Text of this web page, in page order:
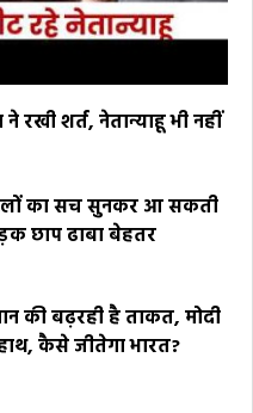
रखी शर्त, नेतान्याहू भी नहीं
का सच सुनकर आ सकती
छाप ढाबा बेहतर
की बढ़रही है ताकत, मोदी
कैसे जीतेगा भारत?